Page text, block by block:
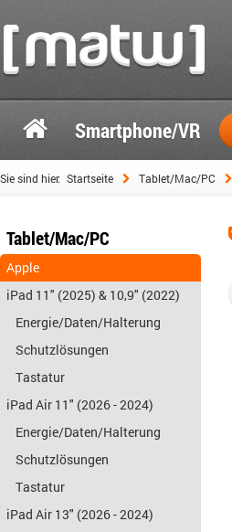
Smartphone/VR
Sie sind hier: Startseite Tablet/Mac/PC
Tablet/Mac/PC
Apple
iPad 11" (2025) & 10,9" (2022)
Energie/Daten/Halterung
Schutzlösungen
Tastatur
iPad Air 11" (2026 - 2024)
Energie/Daten/Halterung
Schutzlösungen
Tastatur
iPad Air 13" (2026 - 2024)